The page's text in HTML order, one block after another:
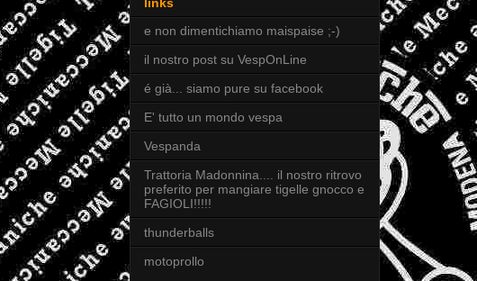
e non dimentichiamo maispaise ;-)
il nostro post su VespOnLine
é già... siamo pure su facebook
E' tutto un mondo vespa
Vespanda
Trattoria Madonnina.... il nostro ritrovo
preferito per mangiare tigelle gnocco e
FAGIOLI!!!!!
thunderballs
motoprollo